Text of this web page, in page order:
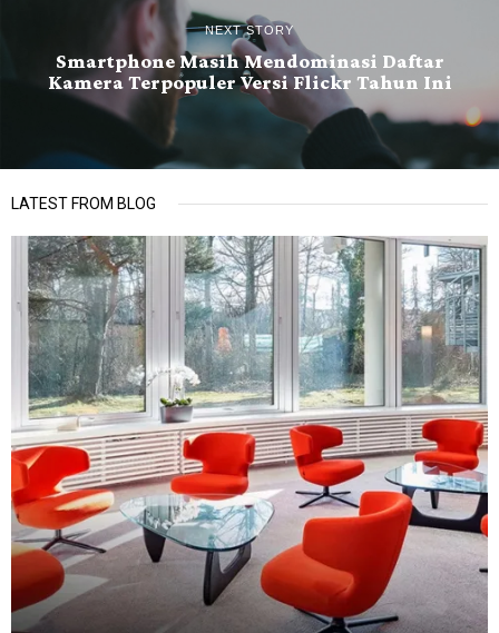
NEXT STORY
Smartphone Masih Mendominasi Daftar
Kamera Terpopuler Versi Flickr Tahun Ini
LATEST FROM BLOG